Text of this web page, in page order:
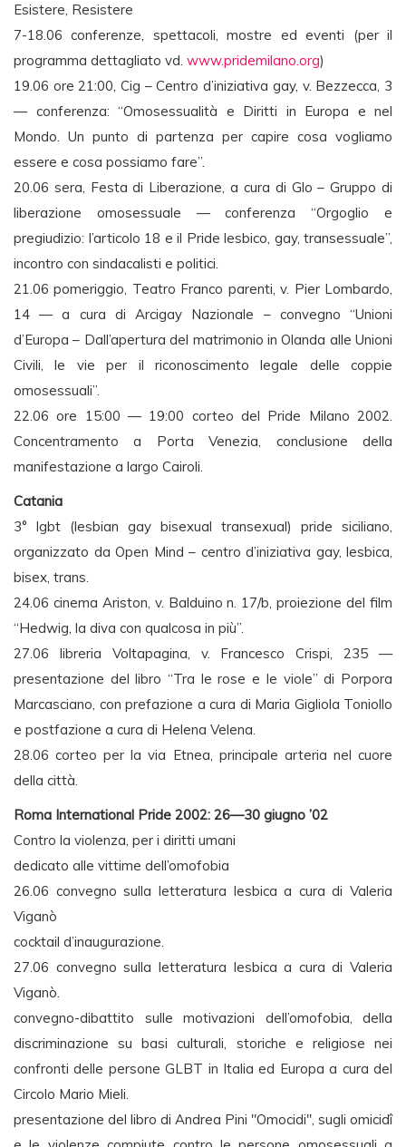
Esistere, Resistere
7-18.06 conferenze, spettacoli, mostre ed eventi (per il
programma dettagliato vd. www.pridemilano.org)
19.06 ore 21:00, Cig – Centro d’iniziativa gay, v. Bezzecca, 3
— conferenza: “Omosessualità e Diritti in Europa e nel
Mondo. Un punto di partenza per capire cosa vogliamo
essere e cosa possiamo fare”.
20.06 sera, Festa di Liberazione, a cura di Glo – Gruppo di
liberazione omosessuale — conferenza “Orgoglio e
pregiudizio: l’articolo 18 e il Pride lesbico, gay, transessuale”,
incontro con sindacalisti e politici.
21.06 pomeriggio, Teatro Franco parenti, v. Pier Lombardo,
14 — a cura di Arcigay Nazionale – convegno “Unioni
d’Europa – Dall’apertura del matrimonio in Olanda alle Unioni
Civili, le vie per il riconoscimento legale delle coppie
omosessuali”.
22.06 ore 15:00 — 19:00 corteo del Pride Milano 2002.
Concentramento a Porta Venezia, conclusione della
manifestazione a largo Cairoli.
Catania
3° lgbt (lesbian gay bisexual transexual) pride siciliano,
organizzato da Open Mind – centro d’iniziativa gay, lesbica,
bisex, trans.
24.06 cinema Ariston, v. Balduino n. 17/b, proiezione del film
“Hedwig, la diva con qualcosa in più”.
27.06 libreria Voltapagina, v. Francesco Crispi, 235 —
presentazione del libro “Tra le rose e le viole” di Porpora
Marcasciano, con prefazione a cura di Maria Gigliola Toniollo
e postfazione a cura di Helena Velena.
28.06 corteo per la via Etnea, principale arteria nel cuore
della città.
Roma International Pride 2002: 26—30 giugno ’02
Contro la violenza, per i diritti umani
dedicato alle vittime dell’omofobia
26.06 convegno sulla letteratura lesbica a cura di Valeria
Viganò
cocktail d’inaugurazione.
27.06 convegno sulla letteratura lesbica a cura di Valeria
Viganò.
convegno-dibattito sulle motivazioni dell’omofobia, della
discriminazione su basi culturali, storiche e religiose nei
confronti delle persone GLBT in Italia ed Europa a cura del
Circolo Mario Mieli.
presentazione del libro di Andrea Pini "Omocidi", sugli omicidî